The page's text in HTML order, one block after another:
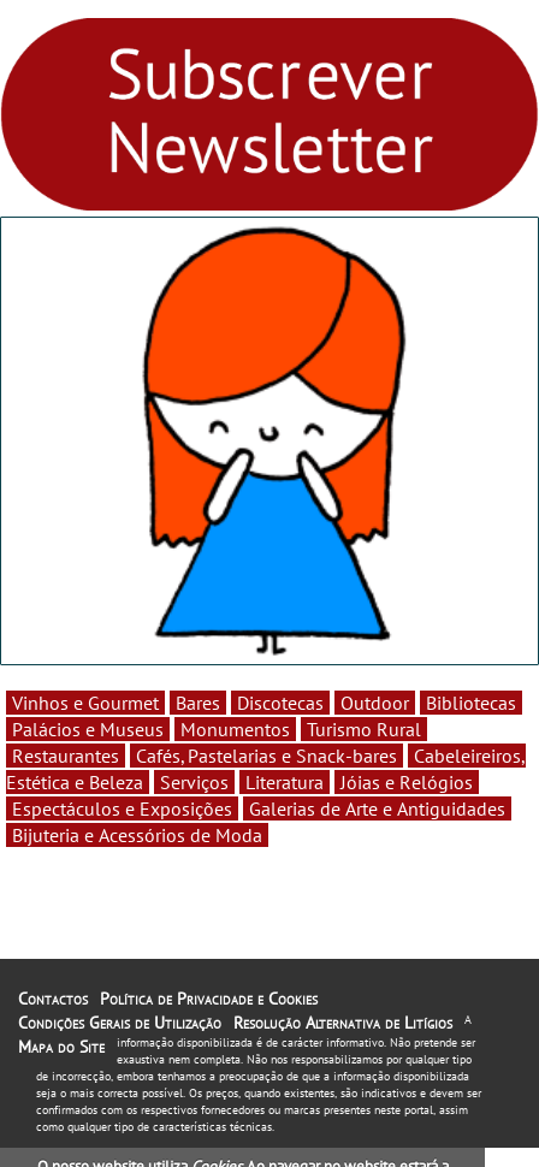
fores - Atelier de Educação
Ambiental nos
“Dominguinhos” de 23 de
Vinhos e Gourmet Bares Discotecas Outdoor
Bibliotecas
Palácios e Museus
Monumentos
Turismo Rural
Restaurantes
Cafés, Pastelarias e Snack-bares
Cabeleireiros,
Estética e Beleza
Serviços Literatura
Jóias e Relógios
Espectáculos e Exposições
Galerias de Arte e Antiguidades
Bijuteria e Acessórios de Moda
Contactos
Política de Privacidade e Cookies
Condições Gerais de Utilização
Resolução Alternativa de Litígios
Mapa do Site
A
informação disponibilizada é de carácter informativo. Não pretende ser
exaustiva nem completa. Não nos responsabilizamos por qualquer tipo
de incorrecção, embora tenhamos a preocupação de que a informação disponibilizada
seja o mais correcta possível. Os preços, quando existentes, são indicativos e devem ser
confirmados com os respectivos fornecedores ou marcas presentes neste portal, assim
como qualquer tipo de características técnicas.